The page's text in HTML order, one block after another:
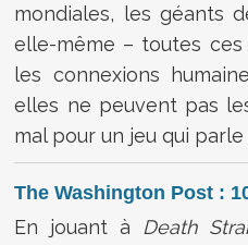
mondiales, les géants
elle-même – toutes
les connexions
elles ne peuvent pas
mal pour un jeu qui
The Washington Post :
En jouant à Death